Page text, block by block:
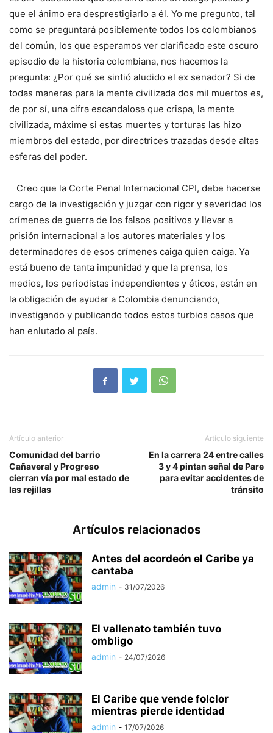
que el ánimo era desprestigiarlo a él. Yo me pregunto, tal
como se preguntará posiblemente todos los colombianos
del común, los que esperamos ver clarificado este oscuro
episodio de la historia colombiana, nos hacemos la
pregunta: ¿Por qué se sintió aludido el ex senador? Si de
todas maneras para la mente civilizada dos mil muertos es,
de por sí, una cifra escandalosa que crispa, la mente
civilizada, máxime si estas muertes y torturas las hizo
miembros del estado, por directrices trazadas desde altas
esferas del poder.
Creo que la Corte Penal Internacional CPI, debe hacerse
cargo de la investigación y juzgar con rigor y severidad los
crímenes de guerra de los falsos positivos y llevar a
prisión internacional a los autores materiales y los
determinadores de esos crímenes caiga quien caiga. Ya
está bueno de tanta impunidad y que la prensa, los
medios, los periodistas independientes y éticos, están en
la obligación de ayudar a Colombia denunciando,
investigando y publicando todos estos turbios casos que
han enlutado al país.
Artículo anterior
Comunidad del barrio
Cañaveral y Progreso
cierran vía por mal estado de
las rejillas
Artículo siguiente
En la carrera 24 entre calles
3 y 4 pintan señal de Pare
para evitar accidentes de
tránsito
Artículos relacionados
Antes del acordeón el Caribe ya
cantaba
admin - 31/07/2026
El vallenato también tuvo
ombligo
admin - 24/07/2026
El Caribe que vende folclor
mientras pierde identidad
admin - 17/07/2026